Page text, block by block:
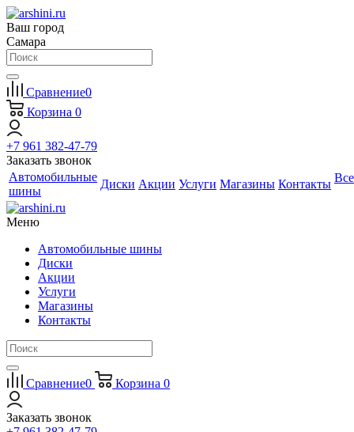
Ваш город
Самара
Сравнение0
Корзина 0
+7 961 382-47-79
Заказать звонок
Автомобильные
шины
Диски Акции Услуги Магазины Контакты Все
Меню
Автомобильные шины
Диски
Акции
Услуги
Магазины
Контакты
Сравнение0 Корзина 0
Заказать звонок